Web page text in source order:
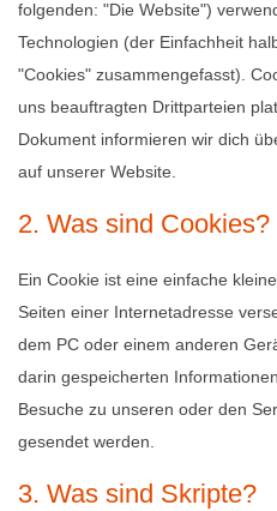
folgenden: "Die Website")
Technologien (der Einfachheit
"Cookies" zusammengefasst).
uns beauftragten Drittparteien
Dokument informieren wir dich
auf unserer Website.
2. Was sind Cookies?
Ein Cookie ist eine einfache
Seiten einer Internetadresse
dem PC oder einem anderen
darin gespeicherten
Besuche zu unseren oder den
gesendet werden.
3. Was sind Skripte?